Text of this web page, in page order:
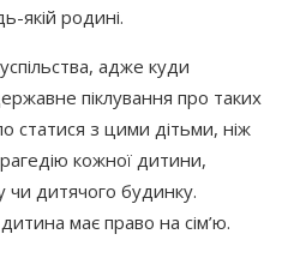
якій родині.
адже куди
піклування про таких
статися з цими дітьми, ніж
кожної дитини,
чи дитячого будинку.
має право на сім’ю.